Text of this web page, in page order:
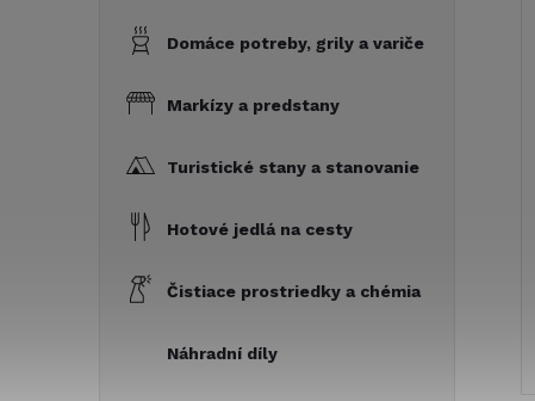
Domáce potreby, grily a variče
Markízy a predstany
Turistické stany a stanovanie
Hotové jedlá na cesty
Čistiace prostriedky a chémia
Náhradní díly